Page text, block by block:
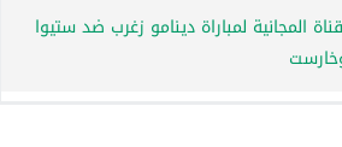
المجانية لمباراة دينامو زغرب ضد ستيوا